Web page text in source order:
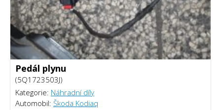
Pedál plynu
(5Q1723503J)
Kategorie: Náhradní díly
Automobil: Škoda Kodiaq